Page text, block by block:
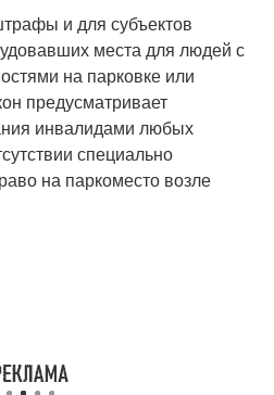
и для субъектов
места для людей с
на парковке или
предусматривает
инвалидами любых
специально
на паркоместо возле